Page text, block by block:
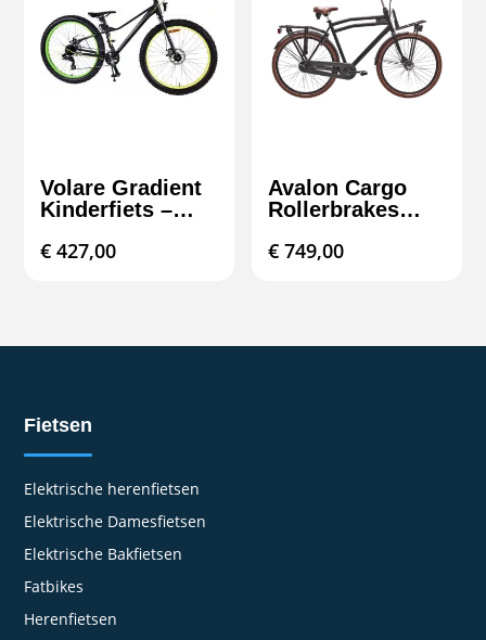
Volare Gradient
Kinderfiets –
inch – Zwart
€ 427,00
Avalon Cargo
Rollerbrakes
€ 749,00
Fietsen
Elektrische herenfietsen
Elektrische Damesfietsen
Elektrische Bakfietsen
Fatbikes
Herenfietsen